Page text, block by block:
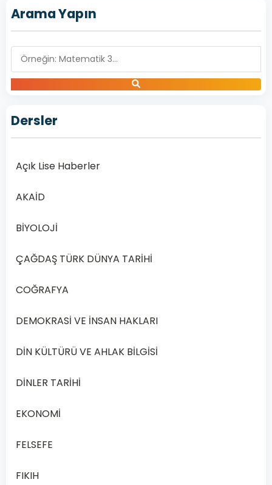
İSLAM
MEDENİYETİ
2
Lise
Kültür
Medeniyeti
–
Yılı
Dönem
Lise
Kültür
Medeniyeti
Dersi
Yılı
Arama Yapın
Dersler
Açık Lise Haberler
AKAİD
BİYOLOJİ
ÇAĞDAŞ TÜRK DÜNYA TARİHİ
COĞRAFYA
DEMOKRASİ VE İNSAN HAKLARI
DİN KÜLTÜRÜ VE AHLAK BİLGİSİ
DİNLER TARİHİ
EKONOMİ
FELSEFE
FIKIH